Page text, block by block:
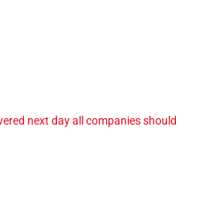
next day all companies should